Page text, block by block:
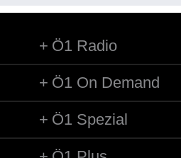
Ö1 Radio
Ö1 On Demand
Ö1 Spezial